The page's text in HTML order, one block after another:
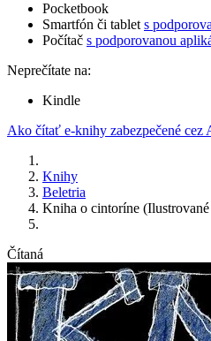
Pocketbook
Smartfón či tablet s
Počítač s podporovanou
Neprečítate na:
Kindle
Ako čítať e-knihy zabezpečené cez
Knihy
Beletria
Kniha o cintoríne
Čítaná